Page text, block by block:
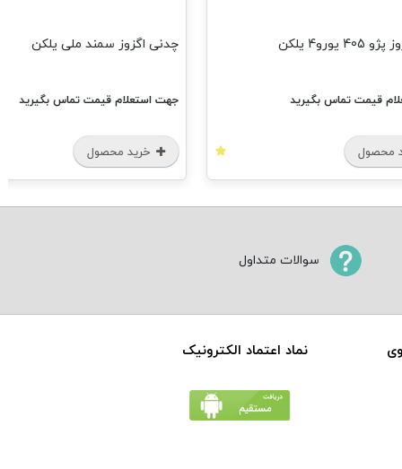
یورو4 یلکن
قیمت تماس بگیرید
محصول
چدنی اگزوز سمند ملی یلکن
جهت استعلام قیمت تماس بگیرید
خرید محصول
سوالات متداول
نماد اعتماد الکترونیک